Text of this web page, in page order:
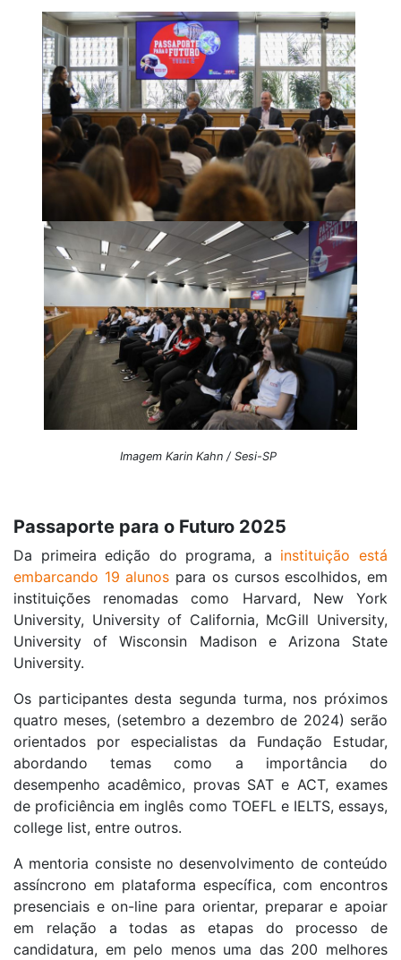
Imagem Karin Kahn / Sesi-SP
Passaporte para o Futuro 2025
Da primeira edição do programa, a instituição está
embarcando 19 alunos para os cursos escolhidos, em
instituições renomadas como Harvard, New York
University, University of California, McGill University,
University of Wisconsin Madison e Arizona State
University.
Os participantes desta segunda turma, nos próximos
quatro meses, (setembro a dezembro de 2024) serão
orientados por especialistas da Fundação Estudar,
abordando temas como a importância do
desempenho acadêmico, provas SAT e ACT, exames
de proficiência em inglês como TOEFL e IELTS, essays,
college list, entre outros.
A mentoria consiste no desenvolvimento de conteúdo
assíncrono em plataforma específica, com encontros
presenciais e on-line para orientar, preparar e apoiar
em relação a todas as etapas do processo de
candidatura, em pelo menos uma das 200 melhores